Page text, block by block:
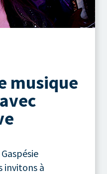
musique
invitons à